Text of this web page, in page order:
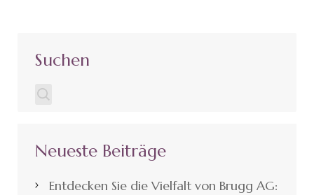
Suchen
Neueste Beiträge
Entdecken Sie die Vielfalt von Brugg AG: